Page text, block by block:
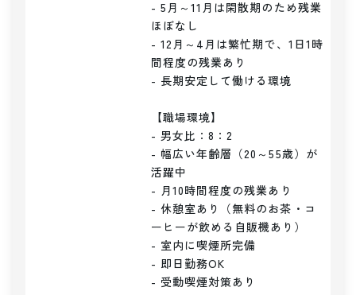
- 5月～11月は閑散期のため残業
ほぼなし
- 12月～4月は繁忙期で、1日1時
間程度の残業あり
- 長期安定して働ける環境
【職場環境】
- 男女比：8：2
- 幅広い年齢層（20～55歳）が
活躍中
- 月10時間程度の残業あり
- 休憩室あり（無料のお茶・コ
ーヒーが飲める自販機あり）
- 室内に喫煙所完備
- 即日勤務OK
- 受動喫煙対策あり